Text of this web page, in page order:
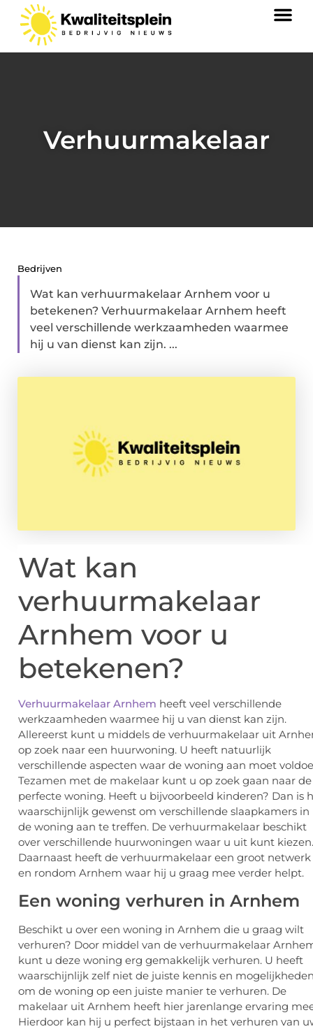
Verhuurmakelaar
Bedrijven
Wat kan verhuurmakelaar Arnhem voor u
betekenen? Verhuurmakelaar Arnhem heeft
veel verschillende werkzaamheden waarmee
hij u van dienst kan zijn. ...
Wat kan
verhuurmakelaar
Arnhem voor u
betekenen?
Verhuurmakelaar Arnhem heeft veel verschillende
werkzaamheden waarmee hij u van dienst kan zijn.
Allereerst kunt u middels de verhuurmakelaar uit
op zoek naar een huurwoning. U heeft natuurlijk
verschillende aspecten waar de woning aan moet
Tezamen met de makelaar kunt u op zoek gaan naar de
perfecte woning. Heeft u bijvoorbeeld kinderen? Dan is
waarschijnlijk gewenst om verschillende slaapkamers in
de woning aan te treffen. De verhuurmakelaar beschikt
over verschillende huurwoningen waar u uit kunt kiezen.
Daarnaast heeft de verhuurmakelaar een groot
en rondom Arnhem waar hij u graag mee verder helpt.
Een woning verhuren in Arnhem
Beschikt u over een woning in Arnhem die u graag wilt
verhuren? Door middel van de verhuurmakelaar
kunt u deze woning erg gemakkelijk verhuren. U heeft
waarschijnlijk zelf niet de juiste kennis en
om de woning op een juiste manier te verhuren. De
makelaar uit Arnhem heeft hier jarenlange ervaring
Hierdoor kan hij u perfect bijstaan in het verhuren van